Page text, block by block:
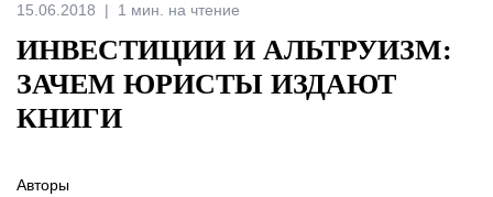
15.06.2018 1 мин. на чтение
ИНВЕСТИЦИИ И АЛЬТРУИЗМ:
ЗАЧЕМ ЮРИСТЫ ИЗДАЮТ
КНИГИ
Авторы